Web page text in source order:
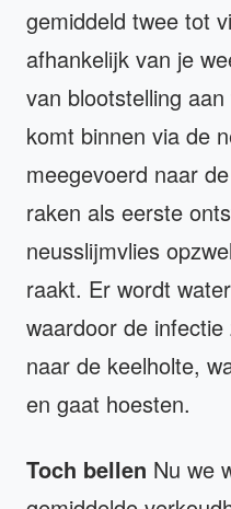
gemiddeld twee tot
afhankelijk van je
van blootstelling
komt binnen via de
meegevoerd naar
raken als eerste
neusslijmvlies
raakt. Er wordt
waardoor de
naar de keelholte,
en gaat hoesten.
Toch bellen Nu we